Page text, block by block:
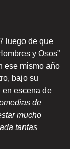
luego de que
y Osos”
ese mismo año
bajo su
escena de
de
mucho
tantas